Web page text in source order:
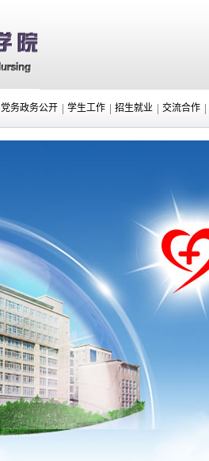
党务政务公开 | 学生工作 | 招生就业 | 交流合作 |